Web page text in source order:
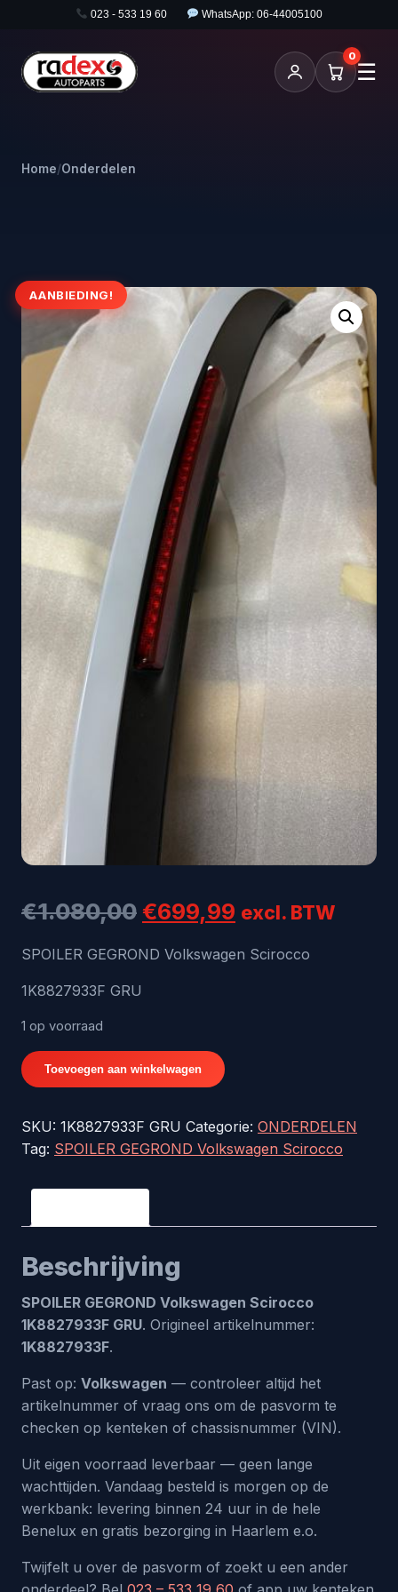
023 - 533 19 60 WhatsApp: 06-44005100
0
☰
Home/Onderdelen
AANBIEDING!
€1.080,00Oorspronkelijke
prijs
€699,99 Huidige
prijs
excl. BTW
SPOILER GEGROND Volkswagen Scirocco
1K8827933F GRU
1 op voorraad
SPOILER
GEGROND
Scirocco
1K8827933F
aantal
Toevoegen aan winkelwagen
SKU: 1K8827933F GRU Categorie: ONDERDELEN
Tag: SPOILER GEGROND Volkswagen Scirocco
Beschrijving
SPOILER GEGROND Volkswagen Scirocco
1K8827933F GRU. Origineel artikelnummer:
1K8827933F.
Past op: Volkswagen — controleer altijd het
artikelnummer of vraag ons om de pasvorm te
checken op kenteken of chassisnummer (VIN).
Uit eigen voorraad leverbaar — geen lange
wachttijden. Vandaag besteld is morgen op de
werkbank: levering binnen 24 uur in de hele
Benelux en gratis bezorging in Haarlem e.o.
Twijfelt u over de pasvorm of zoekt u een ander